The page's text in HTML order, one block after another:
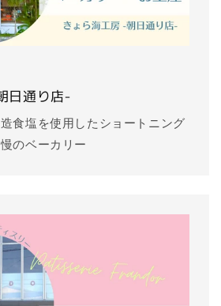
日通り店-
食塩を使用したショートニング
のベーカリー